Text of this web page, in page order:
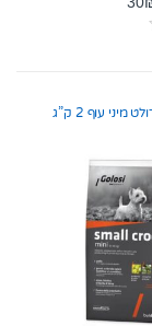
מיני עוף 2 ק”ג